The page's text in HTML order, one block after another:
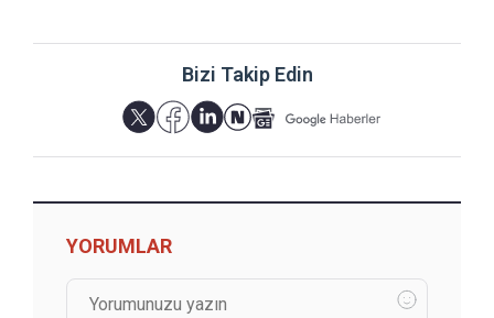
Bizi Takip Edin
YORUMLAR